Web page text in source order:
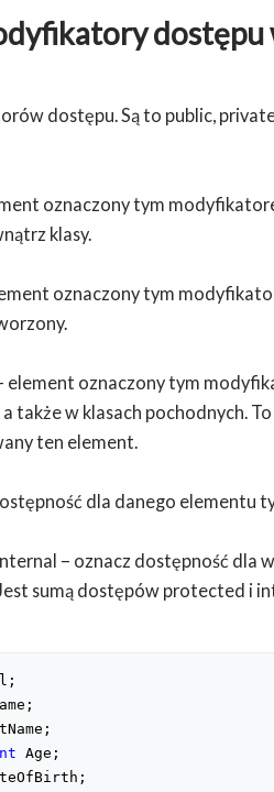
dostępu
dostępu. Są to public,
oznaczony tym
klasy.
oznaczony tym
oznaczony tym
także w klasach pochodnych.
ten element.
dla danego elementu
– oznacz dostępność dla
sumą dostępów protected i